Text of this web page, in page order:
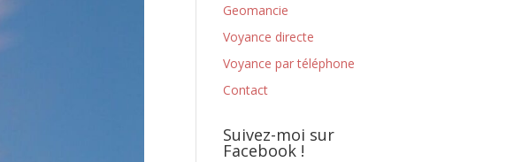
Geomancie
Voyance directe
Voyance par téléphone
Contact
Suivez-moi sur
Facebook !